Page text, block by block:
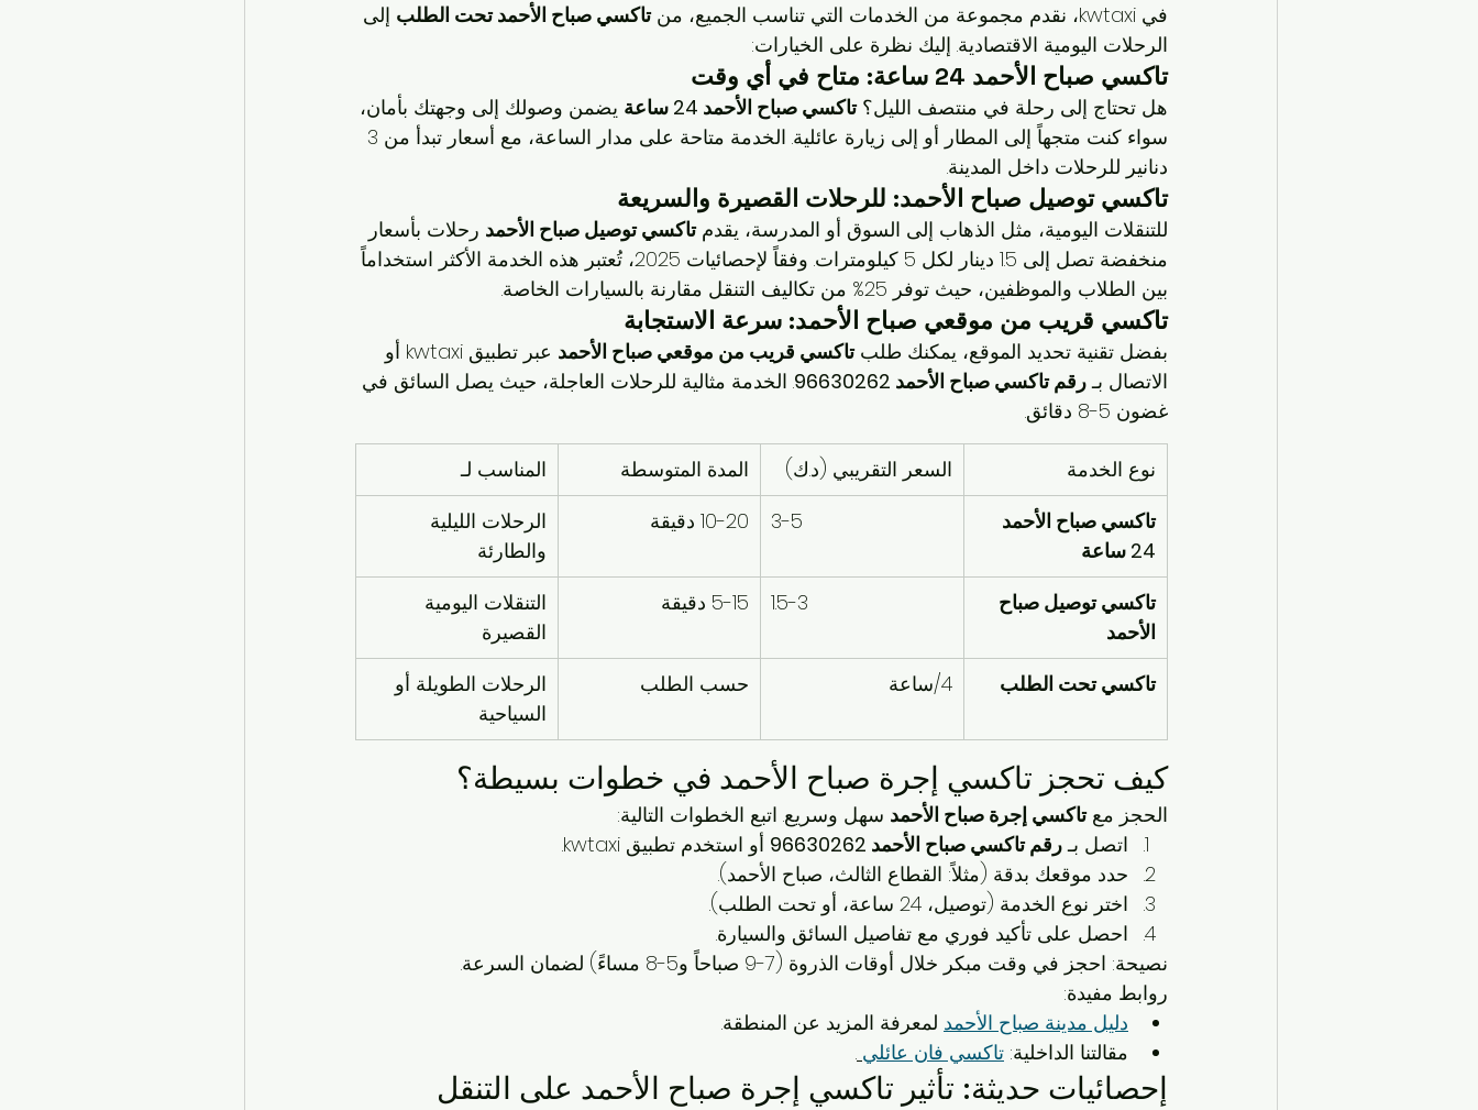
في kwtaxi، نقدم مجموعة من الخدمات التي تناسب الجميع، من تاكسي صباح الأحمد تحت الطلب إلى
الرحلات اليومية الاقتصادية. إليك نظرة على الخيارات:
تاكسي صباح الأحمد 24 ساعة: متاح في أي وقت
هل تحتاج إلى رحلة في منتصف الليل؟ تاكسي صباح الأحمد 24 ساعة
يضمن وصولك إلى وجهتك بأمان،
دنانير للرحلات داخل المدينة.
تاكسي توصيل صباح الأحمد: للرحلات القصيرة والسريعة
للتنقلات اليومية، مثل الذهاب إلى السوق أو المدرسة، يقدم تاكسي توصيل صباح الأحمد رحلات بأسعار
منخفضة تصل إلى 1.5 دينار لكل 5 كيلومترات. وفقاً لإحصائيات 2025، تُعتبر هذه الخدمة الأكثر استخداماً
بين الطلاب والموظفين، حيث توفر 25% من تكاليف التنقل مقارنة بالسيارات الخاصة.
تاكسي قريب من موقعي صباح الأحمد: سرعة الاستجابة
بفضل تقنية تحديد الموقع، يمكنك طلب تاكسي قريب من موقعي صباح الأحمد
عبر تطبيق kwtaxi أو
الاتصال بـ رقم تاكسي صباح الأحمد 96630262
. الخدمة مثالية للرحلات العاجلة، حيث يصل السائق في
غضون 5-8 دقائق.
نوع الخدمة السعر التقريبي (د.ك) المدة المتوسطة
المناسب لـ
تاكسي صباح الأحمد
24 ساعة
3-5 10-20 دقيقة
الرحلات الليلية
والطارئة
تاكسي توصيل صباح
الأحمد
1.5-3 5-15 دقيقة
التنقلات اليومية
القصيرة
تاكسي تحت الطلب
4/ساعة حسب الطلب
الرحلات الطويلة أو
السياحية
كيف تحجز تاكسي إجرة صباح الأحمد في خطوات بسيطة؟
الحجز مع تاكسي إجرة صباح الأحمد سهل وسريع. اتبع الخطوات التالية:
اتصل بـ رقم تاكسي صباح الأحمد 96630262
أو استخدم تطبيق kwtaxi.
حدد موقعك بدقة (مثلاً: القطاع الثالث، صباح الأحمد).
اختر نوع الخدمة (توصيل، 24 ساعة، أو تحت الطلب).
احصل على تأكيد فوري مع تفاصيل السائق والسيارة.
نصيحة: احجز في وقت مبكر خلال أوقات الذروة (7-9 صباحاً و5-8 مساءً) لضمان السرعة.
روابط مفيدة:
دليل مدينة صباح الأحمد لمعرفة المزيد عن المنطقة.
مقالتنا الداخلية: تاكسي فان عائلي .
إحصائيات حديثة: تأثير تاكسي إجرة صباح الأحمد على التنقل